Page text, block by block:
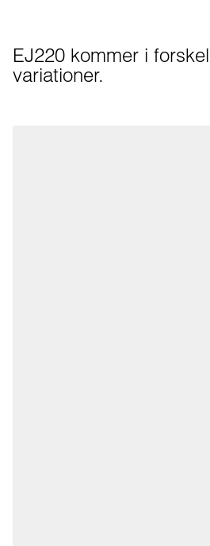
EJ220 kommer i
variationer.